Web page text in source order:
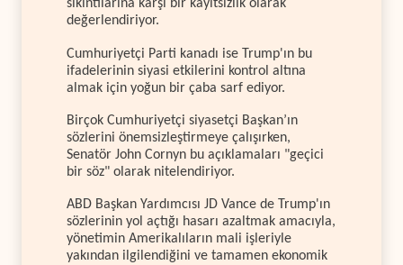
sıkıntılarına karşı bir kayıtsızlık olarak
değerlendiriyor.
Cumhuriyetçi Parti kanadı ise Trump'ın bu
ifadelerinin siyasi etkilerini kontrol altına
almak için yoğun bir çaba sarf ediyor.
Birçok Cumhuriyetçi siyasetçi Başkan’ın
sözlerini önemsizleştirmeye çalışırken,
Senatör John Cornyn bu açıklamaları "geçici
bir söz" olarak nitelendiriyor.
ABD Başkan Yardımcısı JD Vance de Trump'ın
sözlerinin yol açtığı hasarı azaltmak amacıyla,
yönetimin Amerikalıların mali işleriyle
yakından ilgilendiğini ve tamamen ekonomik